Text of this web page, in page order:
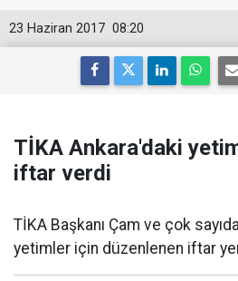
08:20
23 Haziran 2017
TİKA Ankara'daki
iftar verdi
TİKA Başkanı Çam ve çok
yetimler için düzenlenen iftar